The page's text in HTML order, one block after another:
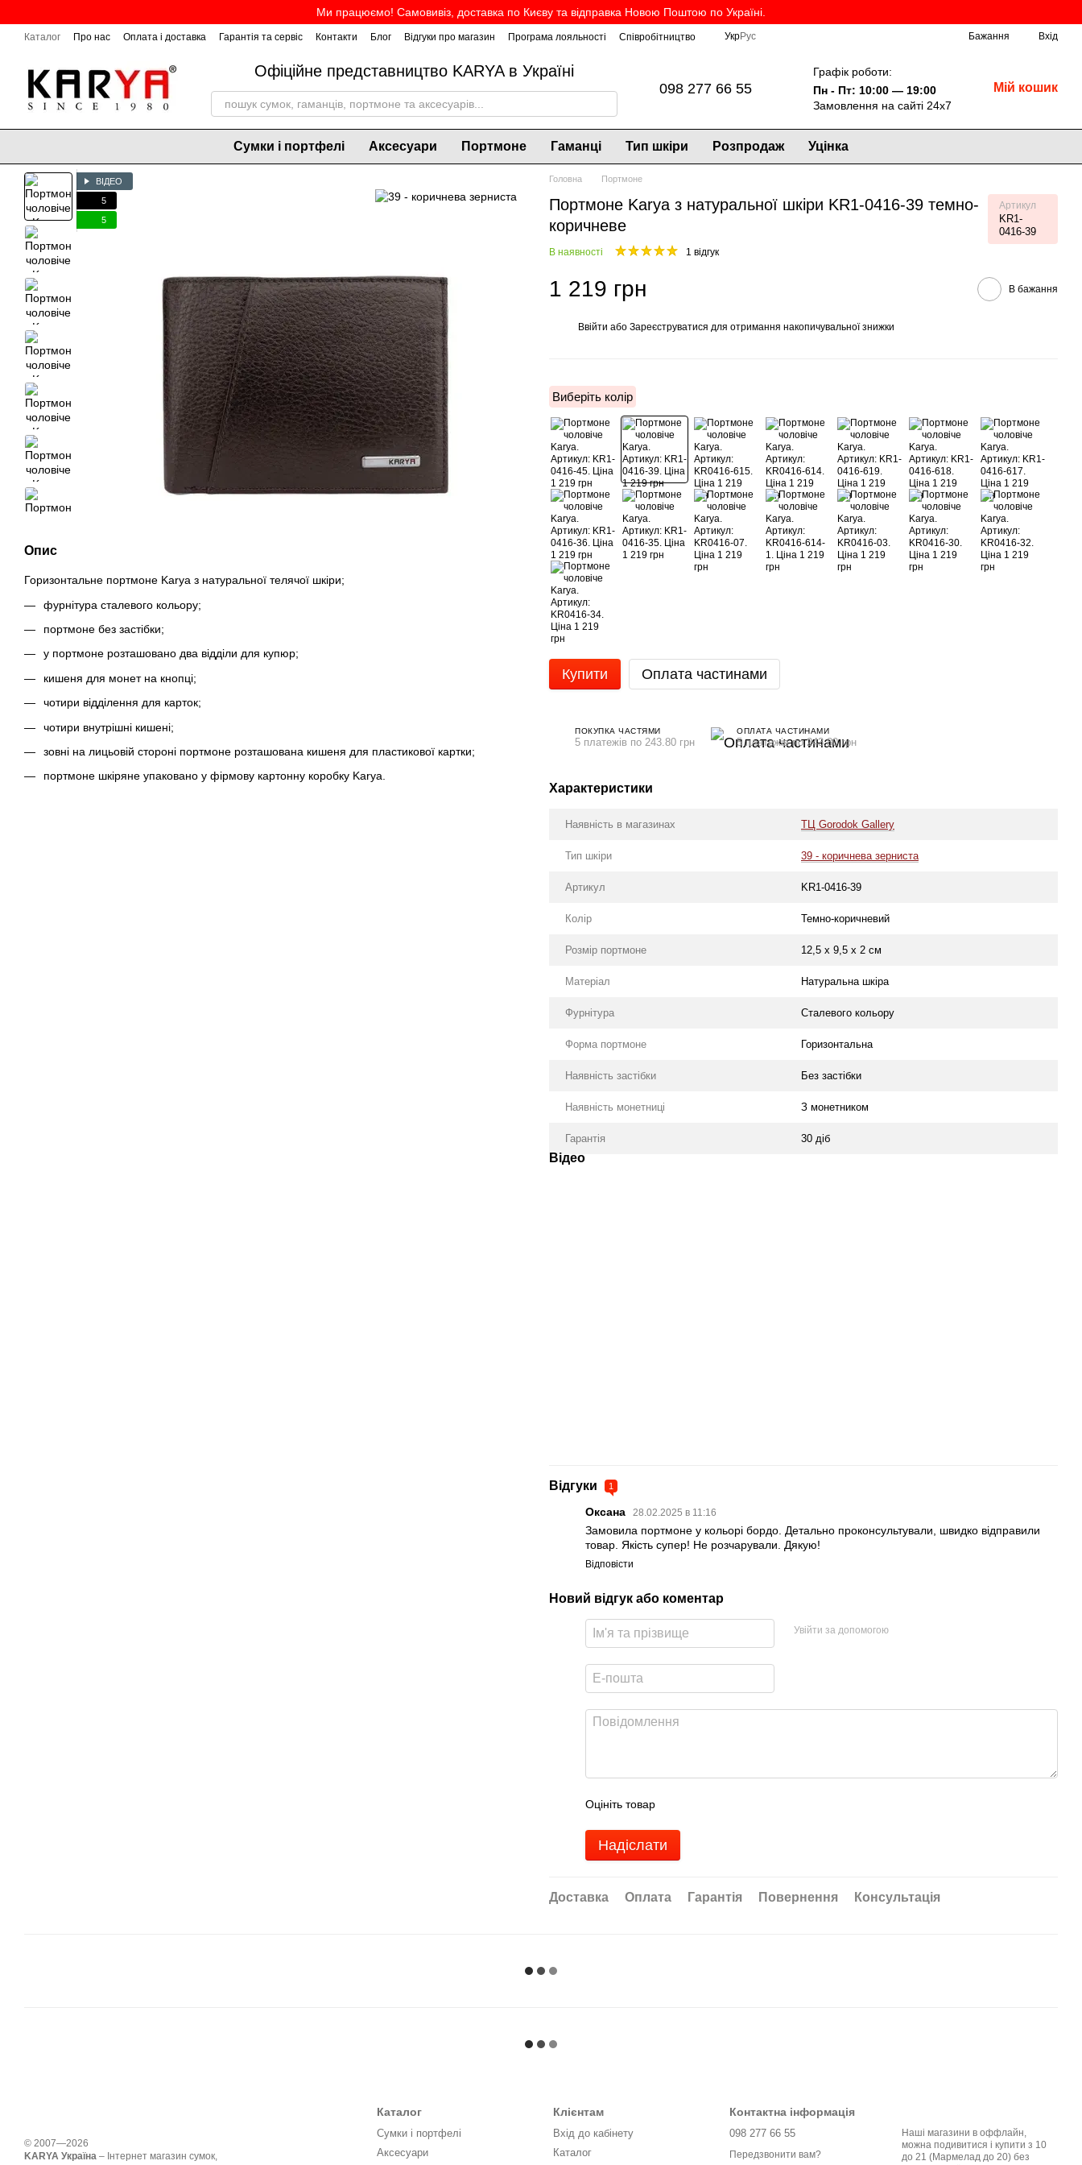
Ми працюємо! Самовивіз, доставка по Києву та відправка Новою Поштою по Україні.
Каталог Про нас Оплата і доставка Гарантія та сервіс Контакти Блог Відгуки про магазин Програма лояльності Співробітництво УкрРус Бажання Вхід
Офіційне представництво KARYA в Україні
098 277 66 55
Графік роботи:
Пн - Пт: 10:00 — 19:00
Замовлення на сайті 24х7
Мій кошик
Сумки і портфелі Аксесуари Портмоне Гаманці Тип шкіри Розпродаж Уцінка
ВІДЕО
5
5
Опис
Горизонтальне портмоне Karya з натуральної телячої шкіри;
фурнітура сталевого кольору;
портмоне без застібки;
у портмоне розташовано два відділи для купюр;
кишеня для монет на кнопці;
чотири відділення для карток;
чотири внутрішні кишені;
зовні на лицьовій стороні портмоне розташована кишеня для пластикової картки;
портмоне шкіряне упаковано у фірмову картонну коробку Karya.
Головна Портмоне
Портмоне Karya з натуральної шкіри KR1-0416-39 темно-
коричневе
Артикул
KR1-
0416-39
В наявності 1 відгук
1 219 грн В бажання
Ввійти або Зареєструватися для отримання накопичувальної знижки
Виберіть колір
Купити Оплата частинами
ПОКУПКА ЧАСТЯМИ
5 платежів по 243.80 грн
ОПЛАТА ЧАСТИНАМИ
5 платежів по 243.80 грн
Характеристики
Наявність в магазинах ТЦ Gorodok Gallery
Тип шкіри 39 - коричнева зерниста
Артикул KR1-0416-39
Колір Темно-коричневий
Розмір портмоне 12,5 х 9,5 х 2 см
Матеріал Натуральна шкіра
Фурнітура Сталевого кольору
Форма портмоне Горизонтальна
Наявність застібки Без застібки
Наявність монетниці З монетником
Гарантія 30 діб
Відео
Відгуки 1
Оксана 28.02.2025 в 11:16
Замовила портмоне у кольорі бордо. Детально проконсультували, швидко відправили
товар. Якість супер! Не розчарували. Дякую!
Відповісти
Новий відгук або коментар
Увійти за допомогою
Оцініть товар
Надіслати
Доставка Оплата Гарантія Повернення Консультація
© 2007—2026
KARYA Україна – Інтернет магазин сумок,
Каталог
Сумки і портфелі
Аксесуари
Клієнтам
Вхід до кабінету
Каталог
Контактна інформація
098 277 66 55
Передзвонити вам?
Наші магазини в оффлайн,
можна подивитися і купити з 10
до 21 (Мармелад до 20) без